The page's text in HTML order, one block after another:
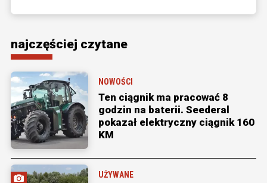
najczęściej czytane
NOWOŚCI
Ten ciągnik ma pracować 8
godzin na baterii. Seederal
pokazał elektryczny ciągnik 160
KM
UŻYWANE